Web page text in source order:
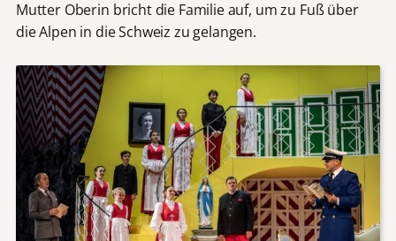
Mutter Oberin bricht die Familie auf, um zu Fuß über
die Alpen in die Schweiz zu gelangen.